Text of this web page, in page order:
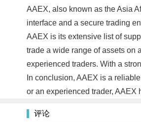
AAEX, also known as the Asia
interface and a secure trading
AAEX is its extensive list of
trade a wide range of assets on
experienced traders. With a
In conclusion, AAEX is a
or an experienced trader, AAEX
评论